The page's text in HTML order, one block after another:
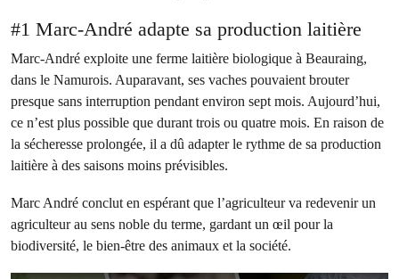
#1 Marc-André adapte sa production laitière
Marc-André exploite une ferme laitière biologique à Beauraing,
dans le Namurois. Auparavant, ses vaches pouvaient brouter
presque sans interruption pendant environ sept mois. Aujourd’hui,
ce n’est plus possible que durant trois ou quatre mois. En raison de
la sécheresse prolongée, il a dû adapter le rythme de sa production
laitière à des saisons moins prévisibles.
Marc André conclut en espérant que l’agriculteur va redevenir un
agriculteur au sens noble du terme, gardant un œil pour la
biodiversité, le bien-être des animaux et la société.